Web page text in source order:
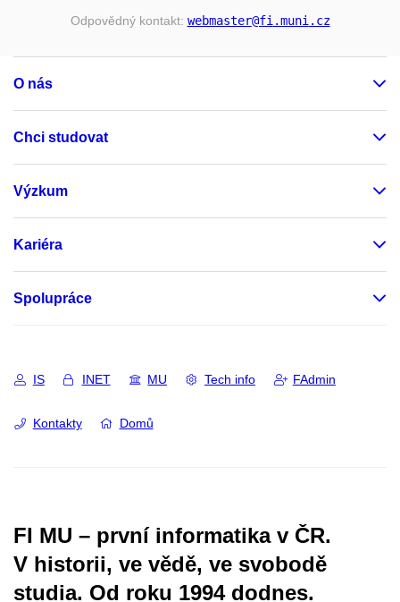
Odpovědný kontakt: webmaster@fi.muni.cz
O nás
Chci studovat
Výzkum
Kariéra
Spolupráce
IS INET MU Tech info FAdmin
Kontakty Domů
FI MU – první informatika v ČR.
V historii, ve vědě, ve svobodě
studia. Od roku 1994 dodnes.